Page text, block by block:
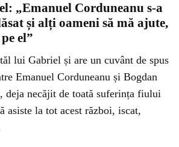
„Emanuel Corduneanu s-a
și alți oameni să mă ajute,
el”
lui Gabriel și are un cuvânt de spus
Emanuel Corduneanu și Bogdan
deja necăjit de toată suferința fiului
asiste la tot acest război, iscat,